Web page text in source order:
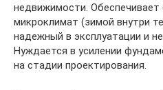
недвижимости. Обеспечивает
микроклимат (зимой внутри
надежный в эксплуатации и
Нуждается в усилении
на стадии проектирования.